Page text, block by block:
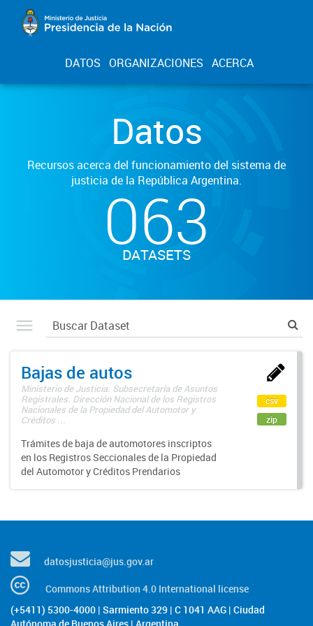
DATOS ORGANIZACIONES ACERCA
Datos
Recursos acerca del funcionamiento del sistema de
justicia de la República Argentina.
063
DATASETS
Bajas de autos
Ministerio de Justicia. Subsecretaría de Asuntos
Registrales. Dirección Nacional de los Registros
Nacionales de la Propiedad del Automotor y
Créditos ...
Trámites de baja de automotores inscriptos
en los Registros Seccionales de la Propiedad
del Automotor y Créditos Prendarios
csv
zip
datosjusticia@jus.gov.ar
Commons Attribution 4.0 International license
(+5411) 5300-4000 | Sarmiento 329 | C 1041 AAG | Ciudad